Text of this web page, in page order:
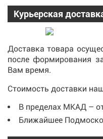
Курьерская
Доставка товара
после формирования
Вам время.
Стоимость доставки
В пределах МКАД –
Ближайшее